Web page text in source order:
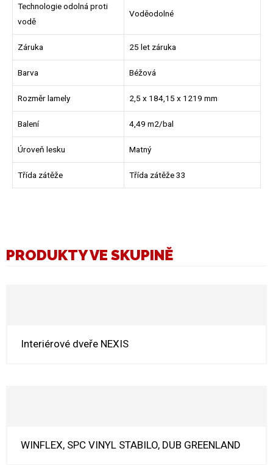
Technologie odolná proti
vodě
Voděodolné
Záruka 25 let záruka
Barva Béžová
Rozměr lamely 2,5 x 184,15 x 1219 mm
Balení 4,49 m2/bal
Úroveň lesku Matný
Třída zátěže Třída zátěže 33
PRODUKTY VE SKUPINĚ
Interiérové dveře NEXIS
WINFLEX, SPC VINYL STABILO, DUB GREENLAND